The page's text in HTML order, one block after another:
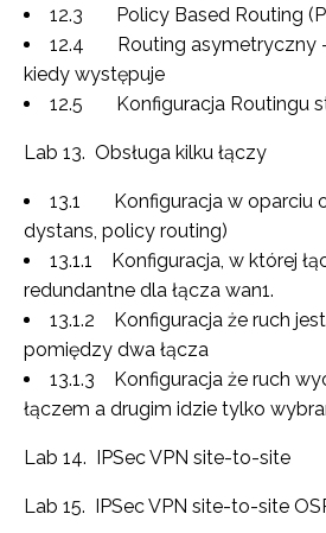
12.3 Policy Based Routing
12.4 Routing asymetryczny -
kiedy występuje
12.5 Konfiguracja Routingu
Lab 13. Obsługa kilku łączy
13.1 Konfiguracja w oparciu
dystans, policy routing)
13.1.1 Konfiguracja, w której
redundantne dla łącza wan1.
13.1.2 Konfiguracja że ruch
pomiędzy dwa łącza
13.1.3 Konfiguracja że ruch
łączem a drugim idzie tylko
Lab 14. IPSec VPN site-to-site
Lab 15. IPSec VPN site-to-site